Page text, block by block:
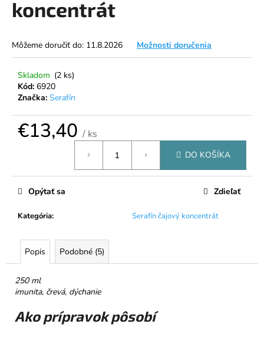
koncentrát
Môžeme doručiť do: 11.8.2026 Možnosti doručenia
Skladom (2 ks)
Kód: 6920
Značka: Serafín
€13,40 / ks
DO KOŠÍKA
Kategória: Serafín čajový koncentrát
Opýtať sa Zdieľať
Popis Podobné (5)
250 ml
imunita, črevá, dýchanie
Ako prípravok pôsobí
á
s
ť
?
HĽADAŤ
O
p
č
a
m